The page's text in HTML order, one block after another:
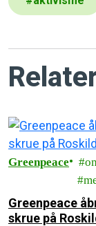
Greenpeace
Greenpeace
skrue på